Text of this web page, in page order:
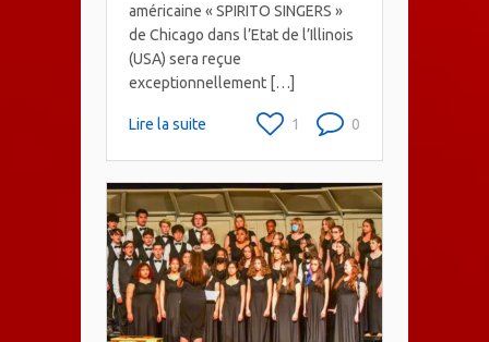
américaine « SPIRITO SINGERS »
de Chicago dans l’Etat de l’Illinois
(USA) sera reçue
exceptionnellement […]
Lire la suite 0
1